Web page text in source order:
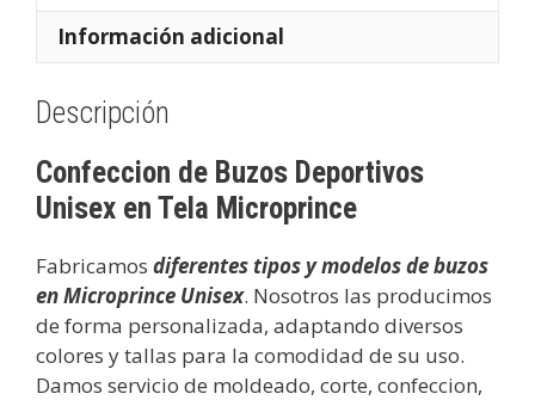
Información adicional
Descripción
Confeccion de Buzos Deportivos
Unisex en Tela Microprince
Fabricamos diferentes tipos y modelos de buzos
en Microprince Unisex. Nosotros las producimos
de forma personalizada, adaptando diversos
colores y tallas para la comodidad de su uso.
Damos servicio de moldeado, corte, confeccion,